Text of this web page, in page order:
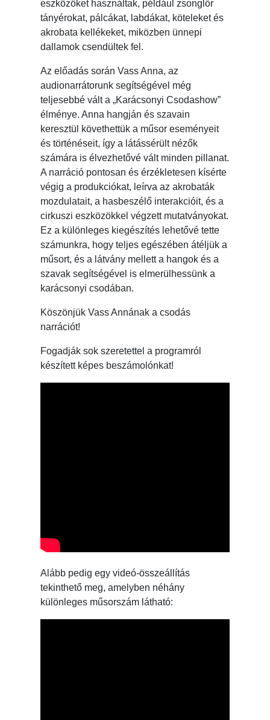
eszközöket használtak, például zsonglőr
tányérokat, pálcákat, labdákat, köteleket és
akrobata kellékeket, miközben ünnepi
dallamok csendültek fel.
Az előadás során Vass Anna, az
audionarrátorunk segítségével még
teljesebbé vált a „Karácsonyi Csodashow”
élménye. Anna hangján és szavain
keresztül követhettük a műsor eseményeit
és történéseit, így a látássérült nézők
számára is élvezhetővé vált minden pillanat.
A narráció pontosan és érzékletesen kísérte
végig a produkciókat, leírva az akrobaták
mozdulatait, a hasbeszélő interakcióit, és a
cirkuszi eszközökkel végzett mutatványokat.
Ez a különleges kiegészítés lehetővé tette
számunkra, hogy teljes egészében átéljük a
műsort, és a látvány mellett a hangok és a
szavak segítségével is elmerülhessünk a
karácsonyi csodában.
Köszönjük Vass Annának a csodás
narrációt!
Fogadják sok szeretettel a programról
készített képes beszámolónkat!
Alább pedig egy videó-összeállítás
tekinthető meg, amelyben néhány
különleges műsorszám látható: